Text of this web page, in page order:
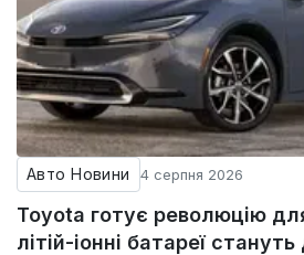
Авто Новини 4 серпня 2026
Toyota готує революцію для
літій-іонні батареї